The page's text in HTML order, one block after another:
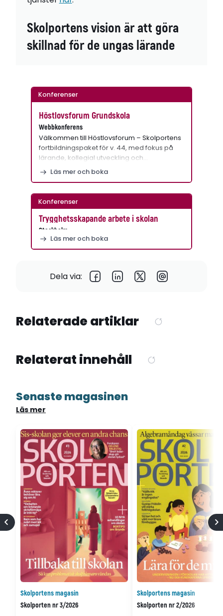
Skolportens vision är att göra
skillnad för de ungas lärande
Konferenser
Höstlovsforum Grundskola
Webbkonferens
Välkommen till Höstlovsforum – Skolportens
fortbildningspaket för v. 44, med fokus på
lärande, kollegial utveckling och…
Läs mer och boka
Konferenser
Trygghetsskapande arbete i skolan
Stockholm
Läs mer och boka
Dela via:
Relaterade artiklar
Relaterat innehåll
Senaste magasinen
Läs mer
Skolportens magasin
Skolporten nr 3/2026
Skolportens magasin
Skolporten nr 2/2026